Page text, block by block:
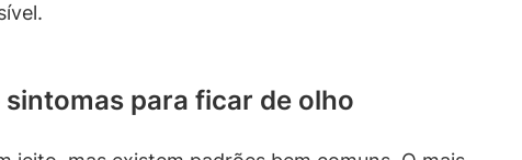
para ficar de olho